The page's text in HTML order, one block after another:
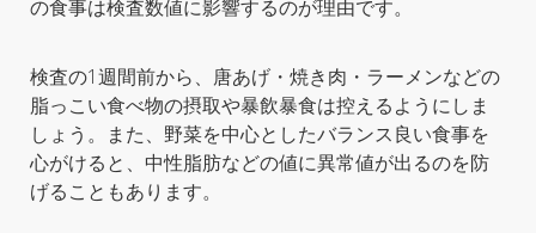
の食事は検査数値に影響するのが理由です。
検査の1週間前から、唐あげ・焼き肉・ラーメンなどの
脂っこい食べ物の摂取や暴飲暴食は控えるようにしま
しょう。また、野菜を中心としたバランス良い食事を
心がけると、中性脂肪などの値に異常値が出るのを防
げることもあります。